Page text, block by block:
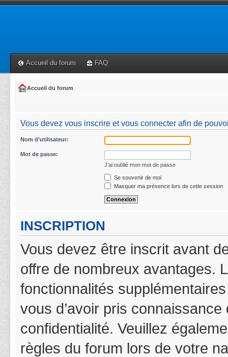
Accueil du forum FAQ
Accueil du forum
Vous devez vous inscrire et vous connecter afin de
Nom d’utilisateur:
Mot de passe:
J’ai oublié mon mot de passe
Se souvenir de moi
Masquer ma présence lors de cette session
INSCRIPTION
Vous devez être inscrit avant
offre de nombreux avantages.
fonctionnalités
vous d’avoir pris
confidentialité. Veuillez
règles du forum lors de votre